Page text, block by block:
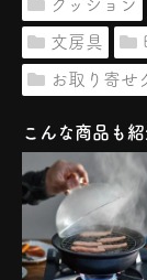
クッション
文房具
お取り寄せ
こんな商品も